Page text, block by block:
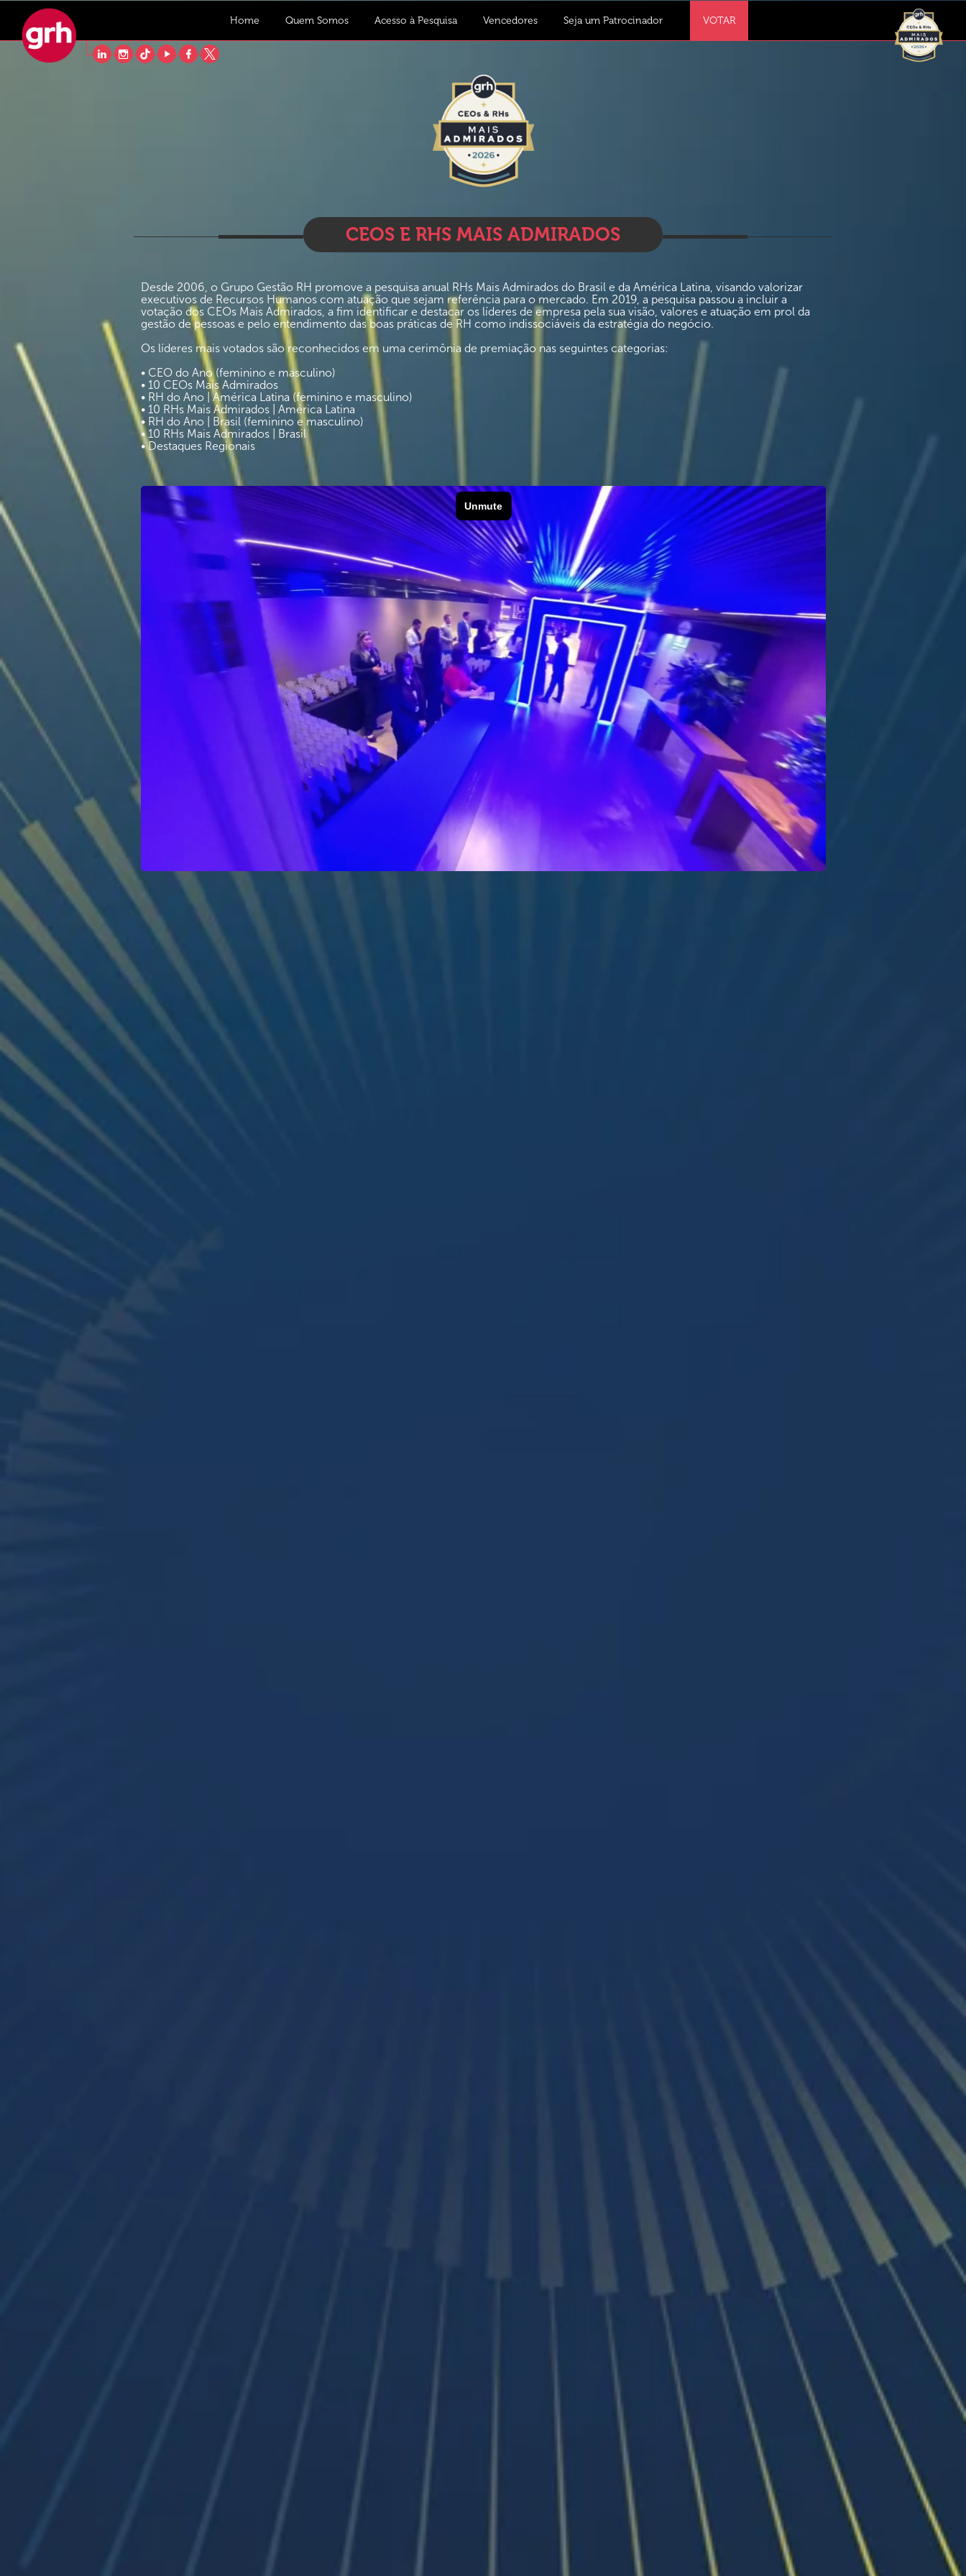
Home Quem Somos Acesso à Pesquisa Vencedores Seja um Patrocinador VOTAR
CEOS E RHS MAIS ADMIRADOS
Desde 2006, o Grupo Gestão RH promove a pesquisa anual RHs Mais Admirados do Brasil e da América Latina, visando valorizar
executivos de Recursos Humanos com atuação que sejam referência para o mercado. Em 2019, a pesquisa passou a incluir a
votação dos CEOs Mais Admirados, a fim identificar e destacar os líderes de empresa pela sua visão, valores e atuação em prol da
gestão de pessoas e pelo entendimento das boas práticas de RH como indissociáveis da estratégia do negócio.
Os líderes mais votados são reconhecidos em uma cerimônia de premiação nas seguintes categorias:
• CEO do Ano (feminino e masculino)
• 10 CEOs Mais Admirados
• RH do Ano | América Latina (feminino e masculino)
• 10 RHs Mais Admirados | América Latina
• RH do Ano | Brasil (feminino e masculino)
• 10 RHs Mais Admirados | Brasil
• Destaques Regionais